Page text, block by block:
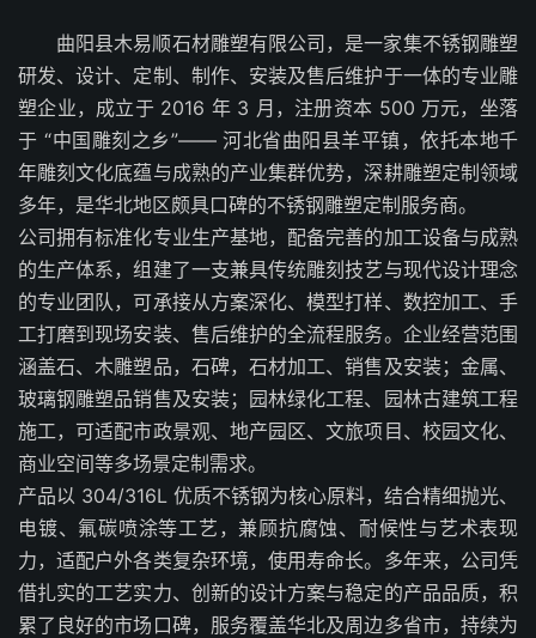
曲阳县木易顺石材雕塑有限公司，是一家集不锈钢雕塑
研发、设计、定制、制作、安装及售后维护于一体的专业雕
塑企业，成立于 2016 年 3 月，注册资本 500 万元，坐落
于 “中国雕刻之乡”—— 河北省曲阳县羊平镇，依托本地千
年雕刻文化底蕴与成熟的产业集群优势，深耕雕塑定制领域
多年，是华北地区颇具口碑的不锈钢雕塑定制服务商。
公司拥有标准化专业生产基地，配备完善的加工设备与成熟
的生产体系，组建了一支兼具传统雕刻技艺与现代设计理念
的专业团队，可承接从方案深化、模型打样、数控加工、手
工打磨到现场安装、售后维护的全流程服务。企业经营范围
涵盖石、木雕塑品，石碑，石材加工、销售及安装；金属、
玻璃钢雕塑品销售及安装；园林绿化工程、园林古建筑工程
施工，可适配市政景观、地产园区、文旅项目、校园文化、
商业空间等多场景定制需求。
产品以 304/316L 优质不锈钢为核心原料，结合精细抛光、
电镀、氟碳喷涂等工艺，兼顾抗腐蚀、耐候性与艺术表现
力，适配户外各类复杂环境，使用寿命长。多年来，公司凭
借扎实的工艺实力、创新的设计方案与稳定的产品品质，积
累了良好的市场口碑，服务覆盖华北及周边多省市，持续为